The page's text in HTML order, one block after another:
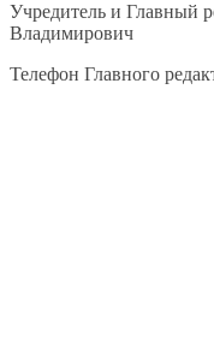
Учредитель и Главный
Владимирович
Телефон Главного